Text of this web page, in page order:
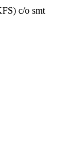
c/o smt